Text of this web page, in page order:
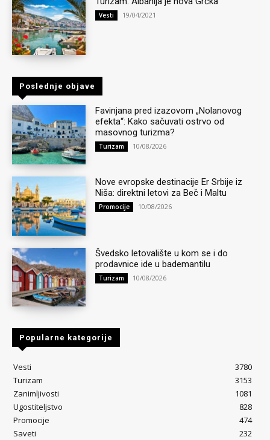
Vesti 19/04/2021
Poslednje objave
Favinjana pred izazovom „Nolanovog
efekta“: Kako sačuvati ostrvo od
masovnog turizma?
Turizam 10/08/2026
Nove evropske destinacije Er Srbije iz
Niša: direktni letovi za Beč i Maltu
Promocije 10/08/2026
Švedsko letovalište u kom se i do
prodavnice ide u bademantilu
Turizam 10/08/2026
Popularne kategorije
Vesti
3780
Turizam
3153
Zanimljivosti
1081
Ugostiteljstvo
828
Promocije
474
Saveti
232